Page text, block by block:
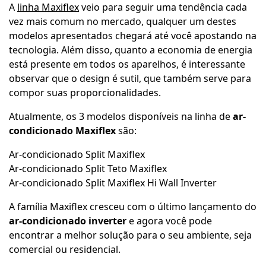
A linha Maxiflexveio para seguir uma tendência cada
vez mais comum no mercado, qualquer um destes
modelos apresentados chegará até você apostando na
tecnologia. Além disso, quanto a economia de energia
está presente em todos os aparelhos, é interessante
observar que o design é sutil, que também serve para
compor suas proporcionalidades.
Atualmente, os 3 modelos disponíveis na linha dear-
condicionado Maxiflexsão:
Ar-condicionado Split Maxiflex
Ar-condicionado Split Teto Maxiflex
Ar-condicionado Split Maxiflex Hi Wall Inverter
A família Maxiflex cresceu com o último lançamento do
ar-condicionado invertere agora você pode
encontrar a melhor solução para o seu ambiente, seja
comercial ou residencial.